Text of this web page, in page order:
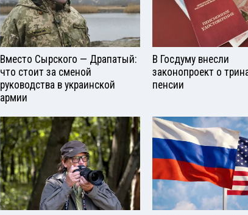
Вместо Сырского — Драпатый:
что стоит за сменой
руководства в украинской
армии
В Госдуму внесли
законопроект о
пенсии